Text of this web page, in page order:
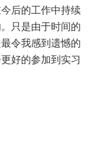
后的工作中持续
只是由于时间的
令我感到遗憾的
好的参加到实习